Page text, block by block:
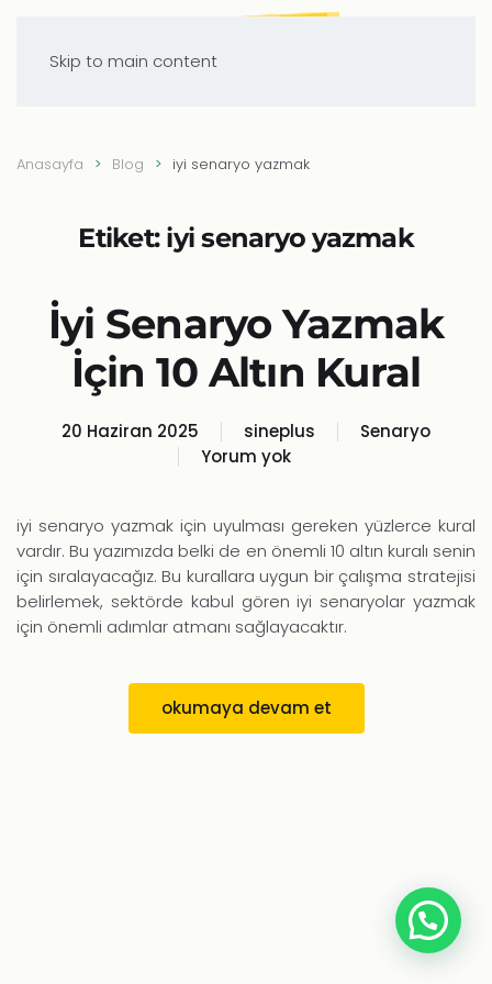
Skip to main content
Anasayfa Blog iyi senaryo yazmak
Etiket: iyi senaryo yazmak
İyi Senaryo Yazmak
İçin 10 Altın Kural
20 Haziran 2025 sineplus
Senaryo
Yorum yok
İyi
Yazmak
İçin
10
Altın
Kural
iyi senaryo yazmak için uyulması gereken yüzlerce kural
vardır. Bu yazımızda belki de en önemli 10 altın kuralı senin
için sıralayacağız. Bu kurallara uygun bir çalışma stratejisi
belirlemek, sektörde kabul gören iyi senaryolar yazmak
için önemli adımlar atmanı sağlayacaktır.
okumaya devam et